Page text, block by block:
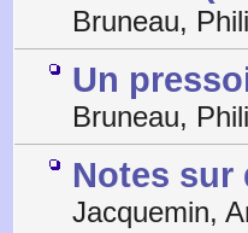
Bruneau,
Un
Bruneau,
Notes sur
Jacquemin,